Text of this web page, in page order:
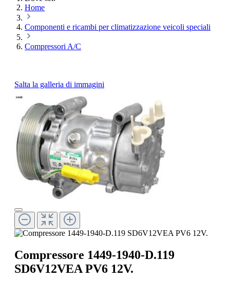
Home
Componenti e ricambi per climatizzazione veicoli speciali
Compressori A/C
Salta la galleria di immagini
Compressore 1449-1940-D.119
SD6V12VEA PV6 12V.